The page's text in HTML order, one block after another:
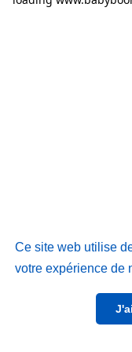
Ce site web utilise
votre expérience de